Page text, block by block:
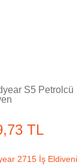
S5 Petrolcü
TL